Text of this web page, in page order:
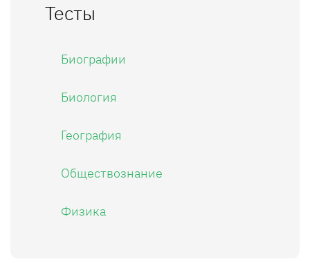
Тесты
Биографии
Биология
География
Обществознание
Физика